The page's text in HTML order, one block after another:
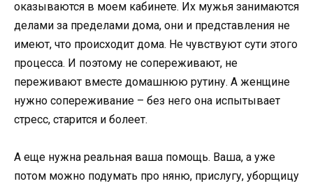
оказываются в моем кабинете. Их мужья занимаются
делами за пределами дома, они и представления не
имеют, что происходит дома. Не чувствуют сути этого
процесса. И поэтому не сопереживают, не
переживают вместе домашнюю рутину. А женщине
нужно сопереживание – без него она испытывает
стресс, старится и болеет.
А еще нужна реальная ваша помощь. Ваша, а уже
потом можно подумать про няню, прислугу, уборщицу